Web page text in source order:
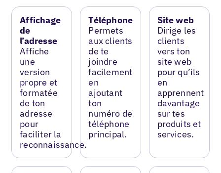
Affichage
de
l’adresse
Affiche
une
version
propre et
formatée
de ton
adresse
pour
faciliter la
reconnaissance.
Téléphone
Permets
aux clients
de te
joindre
facilement
en
ajoutant
ton
numéro de
téléphone
principal.
Site web
Dirige les
clients
vers ton
site web
pour qu’ils
en
apprennent
davantage
sur tes
produits et
services.